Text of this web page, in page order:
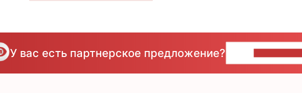
У вас есть партнерское предложение?